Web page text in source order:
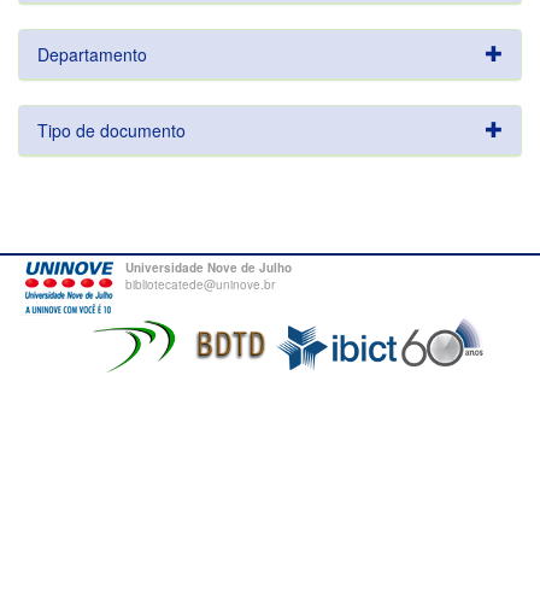
Departamento
Tipo de documento
Universidade Nove de Julho
bibliotecatede@uninove.br